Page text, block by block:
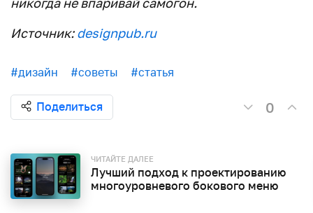
Источник:designpub.ru
#дизайн #советы #статья
Поделиться 0
ЧИТАЙТЕ ДАЛЕЕ
Лучший подход к проектированию
многоуровневого бокового меню